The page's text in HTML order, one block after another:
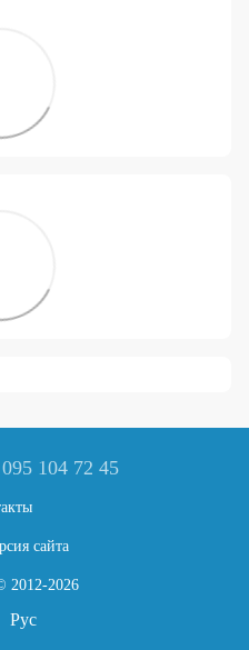
095 104 72 45
сайта
2012-2026
Рус